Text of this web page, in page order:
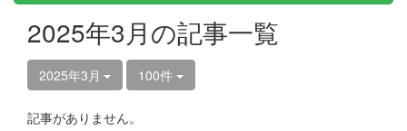
2025年3月の記事一覧
2025年3月 100件
記事がありません。